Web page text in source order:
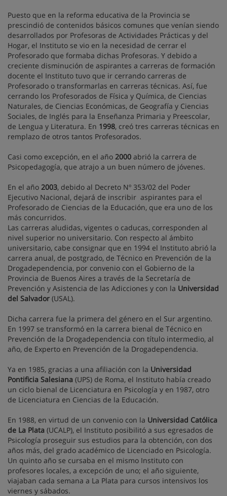
Puesto que en la reforma educativa de la Provincia se
prescindió de contenidos básicos comunes que venían siendo
desarrollados por Profesoras de Actividades Prácticas y del
Hogar, el Instituto se vio en la necesidad de cerrar el
Profesorado que formaba dichas Profesoras. Y debido a
creciente disminución de aspirantes a carreras de formación
docente el Instituto tuvo que ir cerrando carreras de
Profesorado o transformarlas en carreras técnicas. Así, fue
cerrando los Profesorados de Física y Química, de Ciencias
Naturales, de Ciencias Económicas, de Geografía y Ciencias
Sociales, de Inglés para la Enseñanza Primaria y Preescolar,
de Lengua y Literatura. En 1998, creó tres carreras técnicas en
remplazo de otros tantos Profesorados.
Casi como excepción, en el año 2000 abrió la carrera de
Psicopedagogía, que atrajo a un buen número de jóvenes.
En el año 2003, debido al Decreto Nº 353/02 del Poder
Ejecutivo Nacional, dejará de inscribir aspirantes para el
Profesorado de Ciencias de la Educación, que era uno de los
más concurridos.
Las carreras aludidas, vigentes o caducas, corresponden al
nivel superior no universitario. Con respecto al ámbito
universitario, cabe consignar que en 1994 el Instituto abrió la
carrera anual, de postgrado, de Técnico en Prevención de la
Drogadependencia, por convenio con el Gobierno de la
Provincia de Buenos Aires a través de la Secretaría de
Prevención y Asistencia de las Adicciones y con la Universidad
del Salvador (USAL).
Dicha carrera fue la primera del género en el Sur argentino.
En 1997 se transformó en la carrera bienal de Técnico en
Prevención de la Drogadependencia con título intermedio, al
año, de Experto en Prevención de la Drogadependencia.
Ya en 1985, gracias a una afiliación con la Universidad
Pontificia Salesiana (UPS) de Roma, el Instituto había creado
un ciclo bienal de Licenciatura en Psicología y en 1987, otro
de Licenciatura en Ciencias de la Educación.
En 1988, en virtud de un convenio con la Universidad Católica
de La Plata (UCALP), el Instituto posibilitó a sus egresados de
Psicología proseguir sus estudios para la obtención, con dos
años más, del grado académico de Licenciado en Psicología.
Un quinto año se cursaba en el mismo Instituto con
profesores locales, a excepción de uno; el año siguiente,
viajaban cada semana a La Plata para cursos intensivos los
viernes y sábados.